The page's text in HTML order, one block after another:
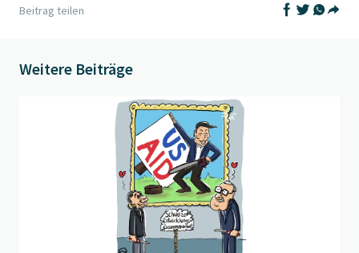
Beitrag teilen Auf Facebook
AufAuf
Weitere Beiträge
Grosses Vorbild" öffnen